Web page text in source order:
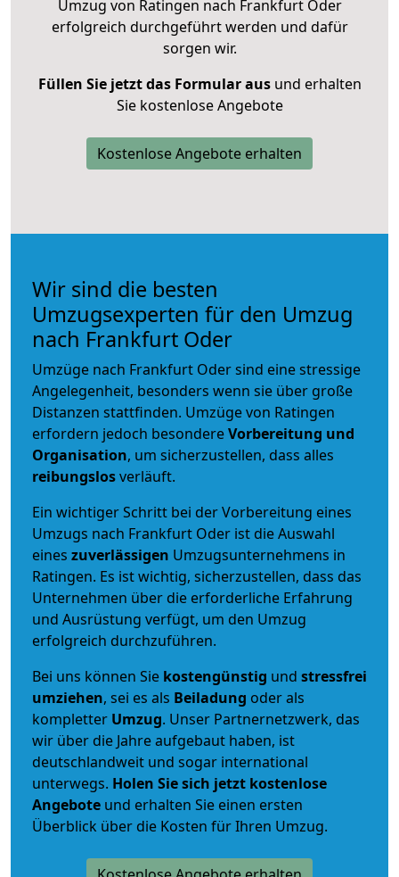
Umzug von Ratingen nach Frankfurt Oder
erfolgreich durchgeführt werden und dafür
sorgen wir.
Füllen Sie jetzt das Formular ausund erhalten
Sie kostenlose Angebote
Kostenlose Angebote erhalten
Wir sind die besten
Umzugsexperten für den Umzug
nach Frankfurt Oder
Umzüge nach Frankfurt Oder sind eine stressige
Angelegenheit, besonders wenn sie über große
Distanzen stattfinden. Umzüge von Ratingen
erfordern jedoch besondereVorbereitung und
Organisation, um sicherzustellen, dass alles
reibungslosverläuft.
Ein wichtiger Schritt bei der Vorbereitung eines
Umzugs nach Frankfurt Oder ist die Auswahl
eines zuverlässigen Umzugsunternehmens in
Ratingen. Es ist wichtig, sicherzustellen, dass das
Unternehmen über die erforderliche Erfahrung
und Ausrüstung verfügt, um den Umzug
erfolgreich durchzuführen.
Bei uns können Sie kostengünstig und stressfrei
umziehen, sei es als Beiladung oder als
kompletter Umzug. Unser Partnernetzwerk, das
wir über die Jahre aufgebaut haben, ist
deutschlandweit und sogar international
unterwegs. Holen Sie sich jetzt kostenlose
Angebote und erhalten Sie einen ersten
Überblick über die Kosten für Ihren Umzug.